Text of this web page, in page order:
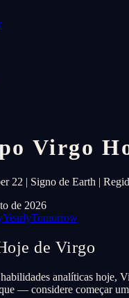
Virgo
22 | Signo de Earth |
de 2026
YearlyTomorrow
de Virgo
analíticas hoje,
— considere começar